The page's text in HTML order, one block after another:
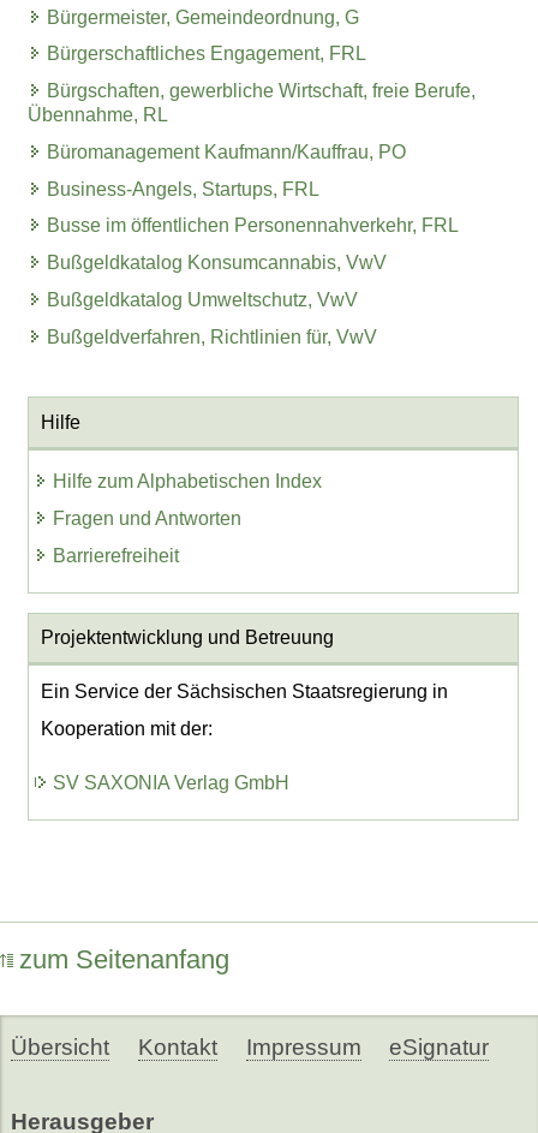
Bürgermeister, Gemeindeordnung, G
Bürgerschaftliches Engagement, FRL
Bürgschaften, gewerbliche Wirtschaft, freie Berufe,
Übennahme, RL
Büromanagement Kaufmann/Kauffrau, PO
Business-Angels, Startups, FRL
Busse im öffentlichen Personennahverkehr, FRL
Bußgeldkatalog Konsumcannabis, VwV
Bußgeldkatalog Umweltschutz, VwV
Bußgeldverfahren, Richtlinien für, VwV
Hilfe
Hilfe zum Alphabetischen Index
Fragen und Antworten
Barrierefreiheit
Projektentwicklung und Betreuung
Ein Service der Sächsischen Staatsregierung in
Kooperation mit der:
SV SAXONIA Verlag GmbH
zum Seitenanfang
Übersicht Kontakt Impressum eSignatur
Herausgeber